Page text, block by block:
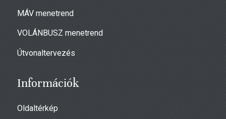
MÁV menetrend
VOLÁNBUSZ menetrend
Útvonaltervezés
Információk
Oldaltérkép